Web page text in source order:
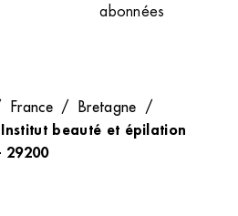
abonnées
France / Bretagne /
Institut beauté et épilation
29200